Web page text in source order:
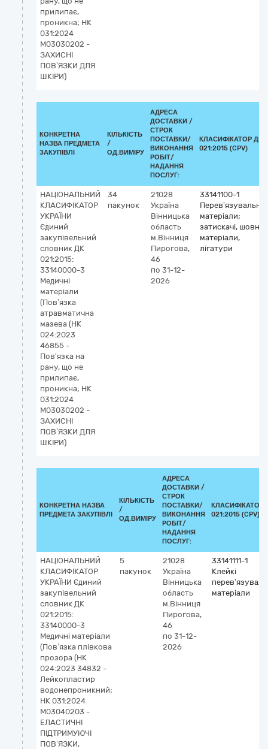
прилипає,
проникна; НК
031:2024
M03030202 -
ЗАХИСНІ
ПОВ’ЯЗКИ ДЛЯ
ШКІРИ)
КОНКРЕТНА
НАЗВА ПРЕДМЕТА
ЗАКУПІВЛІ
КІЛЬКІСТЬ
/
ОД.ВИМІРУ
АДРЕСА
ДОСТАВКИ /
СТРОК
ПОСТАВКИ/
ВИКОНАННЯ
РОБІТ/
НАДАННЯ
ПОСЛУГ:
КЛАСИФІКАТОР ДК
021:2015 (CPV)
НАЦІОНАЛЬНИЙ
КЛАСИФІКАТОР
УКРАЇНИ
Єдиний
закупівельний
словник ДК
021:2015:
33140000-3
Медичні
матеріали
(Пов’язка
атравматична
мазева (НК
024:2023
46855 -
Пов'язка на
рану, що не
прилипає,
проникна; НК
031:2024
M03030202 -
ЗАХИСНІ
ПОВ’ЯЗКИ ДЛЯ
ШКІРИ)
34
пакунок
21028
Україна
Вінницька
область
м.Вінниця
Пирогова,
46
по 31-12-
2026
33141100-1
Перев’язувальні
матеріали;
затискачі, шовні
матеріали,
лігатури
КОНКРЕТНА НАЗВА
ПРЕДМЕТА ЗАКУПІВЛІ
КІЛЬКІСТЬ
/
ОД.ВИМІРУ
АДРЕСА
ДОСТАВКИ /
СТРОК
ПОСТАВКИ/
ВИКОНАННЯ
РОБІТ/
НАДАННЯ
ПОСЛУГ:
КЛАСИФІКАТОР
021:2015 (CPV)
НАЦІОНАЛЬНИЙ
КЛАСИФІКАТОР
УКРАЇНИ Єдиний
закупівельний
словник ДК
021:2015:
33140000-3
Медичні матеріали
(Повʼязка плівкова
прозора (НК
024:2023 34832 -
Лейкопластир
водонепроникний;
НК 031:2024
M03040203 -
ЕЛАСТИЧНІ
ПІДТРИМУЮЧІ
ПОВ’ЯЗКИ,
5
пакунок
21028
Україна
Вінницька
область
м.Вінниця
Пирогова,
46
по 31-12-
2026
33141111-1
Клейкі
матеріали